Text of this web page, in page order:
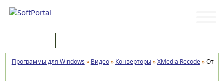
Программы для Windows » Видео» Конверторы»XMedia Recode»